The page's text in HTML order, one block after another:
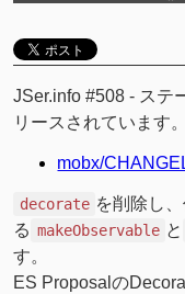
JSer.info #508 - ステ
リースされています。
mobx/
decorate を削除し
る makeObservable と
す。
ES Proposalの